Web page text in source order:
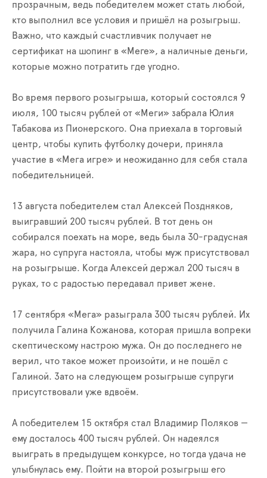
прозрачным, ведь победителем может стать любой,
кто выполнил все условия и пришёл на розыгрыш.
Важно, что каждый счастливчик получает не
сертификат на шопинг в «Меге», а наличные деньги,
которые можно потратить где угодно.
Во время первого розыгрыша, который состоялся 9
июля, 100 тысяч рублей от «Меги» забрала Юлия
Табакова из Пионерского. Она приехала в торговый
центр, чтобы купить футболку дочери, приняла
участие в «Мега игре» и неожиданно для себя стала
победительницей.
13 августа победителем стал Алексей Поздняков,
выигравший 200 тысяч рублей. В тот день он
собирался поехать на море, ведь была 30-градусная
жара, но супруга настояла, чтобы муж присутствовал
на розыгрыше. Когда Алексей держал 200 тысяч в
руках, то с радостью передавал привет жене.
17 сентября «Мега» разыграла 300 тысяч рублей. Их
получила Галина Кожанова, которая пришла вопреки
скептическому настрою мужа. Он до последнего не
верил, что такое может произойти, и не пошёл с
Галиной. Зато на следующем розыгрыше супруги
присутствовали уже вдвоём.
А победителем 15 октября стал Владимир Поляков —
ему досталось 400 тысяч рублей. Он надеялся
выиграть в предыдущем конкурсе, но тогда удача не
улыбнулась ему. Пойти на второй розыгрыш его